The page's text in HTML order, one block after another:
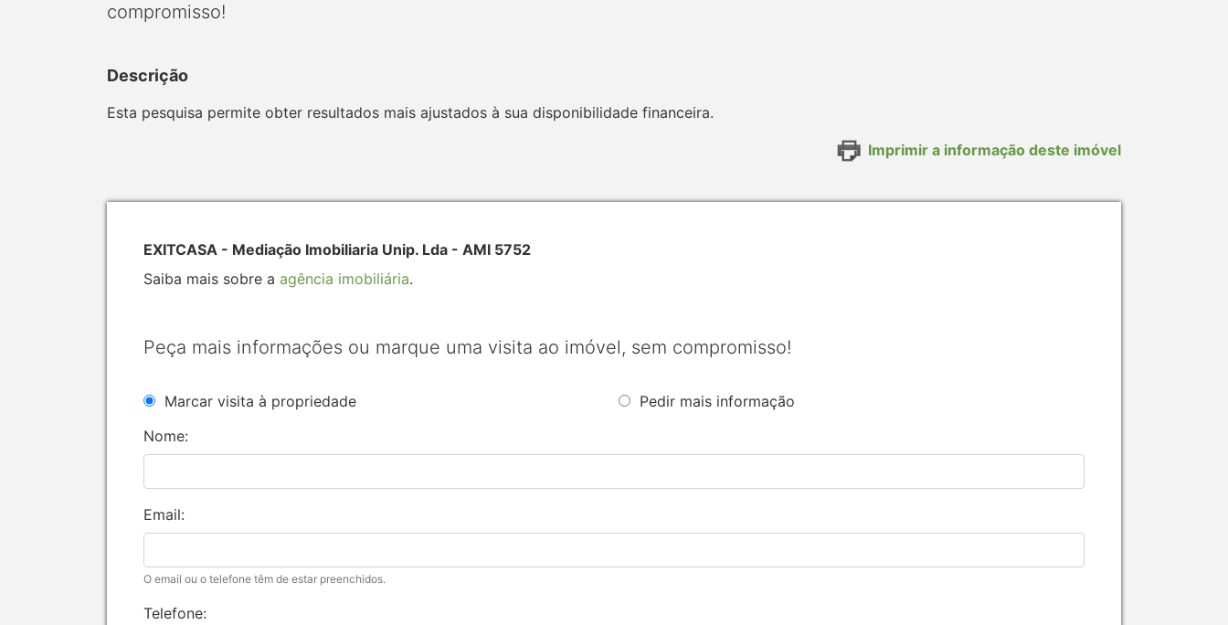
compromisso!
Descrição
Esta pesquisa permite obter resultados mais ajustados à sua disponibilidade financeira.
Imprimir a informação deste imóvel
EXITCASA - Mediação Imobiliaria Unip. Lda - AMI 5752
Saiba mais sobre a agência imobiliária.
Peça mais informações ou marque uma visita ao imóvel, sem compromisso!
Marcar visita à propriedade
Pedir mais informação
Nome:
Email:
O email ou o telefone têm de estar preenchidos.
Telefone: